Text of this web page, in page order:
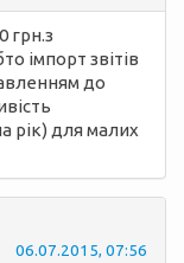
грн.з
імпорт звітів
до
рік) для малих
06.07.2015, 07:56